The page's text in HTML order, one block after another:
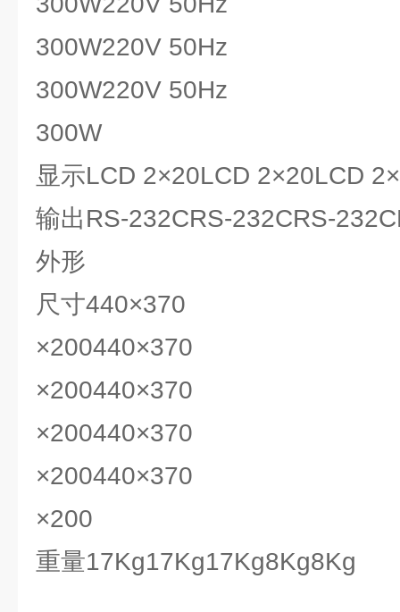
300W220V 50Hz
300W220V 50Hz
300W
显示LCD 2×20LCD 2×20LCD
输出RS-232CRS-232CRS-
外形
尺寸440×370
×200440×370
×200440×370
×200440×370
×200440×370
×200
重量17Kg17Kg17Kg8Kg8Kg